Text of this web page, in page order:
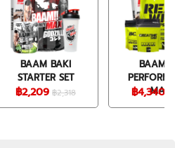
BAAM BAKI
STARTER SET
฿2,209 ฿2,318
BAAM
MAX
฿4,340